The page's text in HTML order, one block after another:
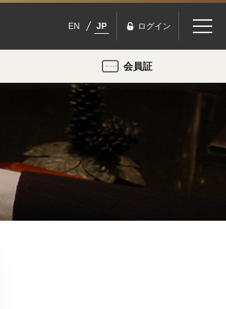
EN JP ログイン
会員証